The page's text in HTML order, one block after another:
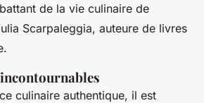
de la vie culinaire de
Scarpaleggia, auteure de livres
culinaire authentique, il est